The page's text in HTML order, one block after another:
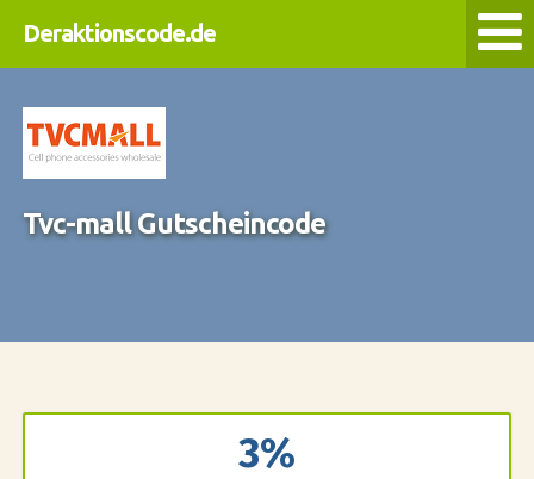
Deraktionscode.de
Tvc-mall Gutscheincode
3%